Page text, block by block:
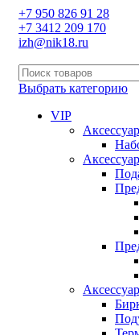
+7 950 826 91 28
+7 3412 209 170
izh@nik18.ru
Выбрать категорию
VIP